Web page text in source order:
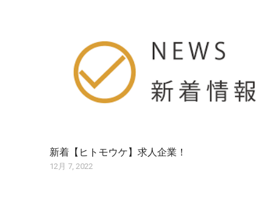
新着【ヒトモウケ】求人企業！
12月 7, 2022